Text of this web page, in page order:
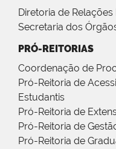
Diretoria de
Secretaria dos
PRÓ-REITORIAS
Coordenação de
Pró-Reitoria de
Estudantis
Pró-Reitoria de
Pró-Reitoria de
Pró-Reitoria de